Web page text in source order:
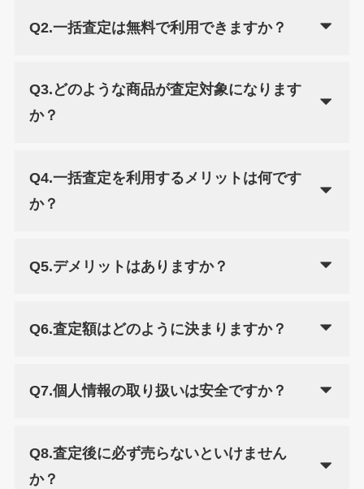
Q2.一括査定は無料で利用できますか？
Q3.どのような商品が査定対象になります
か？
Q4.一括査定を利用するメリットは何です
か？
Q5.デメリットはありますか？
Q6.査定額はどのように決まりますか？
Q7.個人情報の取り扱いは安全ですか？
Q8.査定後に必ず売らないといけません
か？